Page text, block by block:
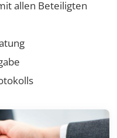
allen Beteiligten